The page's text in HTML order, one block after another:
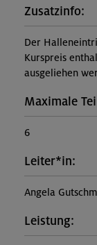
Zusatzinfo:
Der
Kurspreis
ausgeliehen
Maximale
6
Leiter*in:
Angela
Leistung: